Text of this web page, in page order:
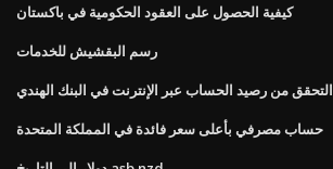
كيفية الحصول على العقود الحكومية في باكستان
رسم البقشيش للخدمات
التحقق من رصيد الحساب عبر الإنترنت في البنك الهندي
حساب مصرفي بأعلى سعر فائدة في المملكة المتحدة